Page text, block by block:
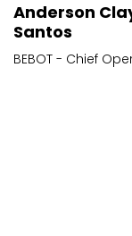
Anderson
Santos
BEBOT - Chief